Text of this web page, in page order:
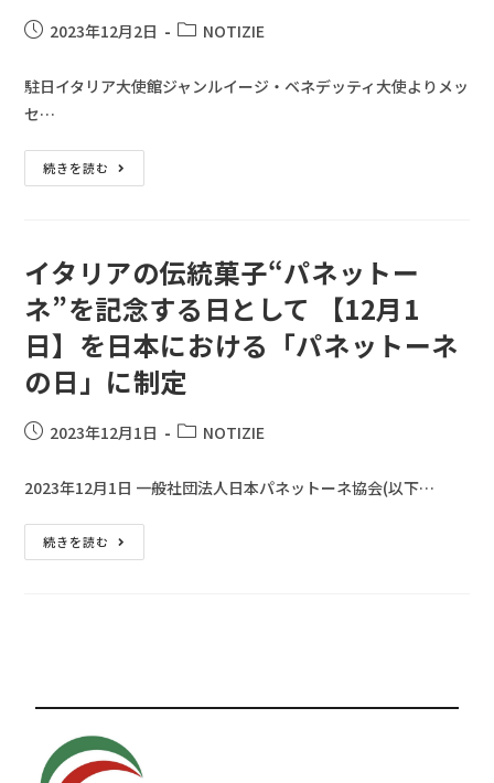
2023年12月2日 NOTIZIE
駐日イタリア大使館ジャンルイージ・ベネデッティ大使よりメッ
セ…
続きを読む
イタリアの伝統菓子“パネットー
ネ”を記念する日として 【12月1
日】を日本における「パネットーネ
の日」に制定
2023年12月1日 NOTIZIE
2023年12月1日 一般社団法人日本パネットーネ協会(以下…
続きを読む